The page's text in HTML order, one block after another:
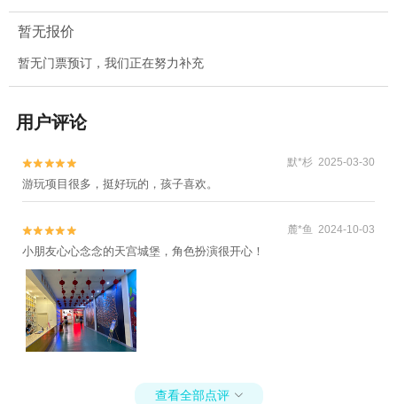
暂无报价
暂无门票预订，我们正在努力补充
用户评论

 默*杉 2025-03-30
游玩项目很多，挺好玩的，孩子喜欢。

 麓*鱼 2024-10-03
小朋友心心念念的天宫城堡，角色扮演很开心！
查看全部点评 